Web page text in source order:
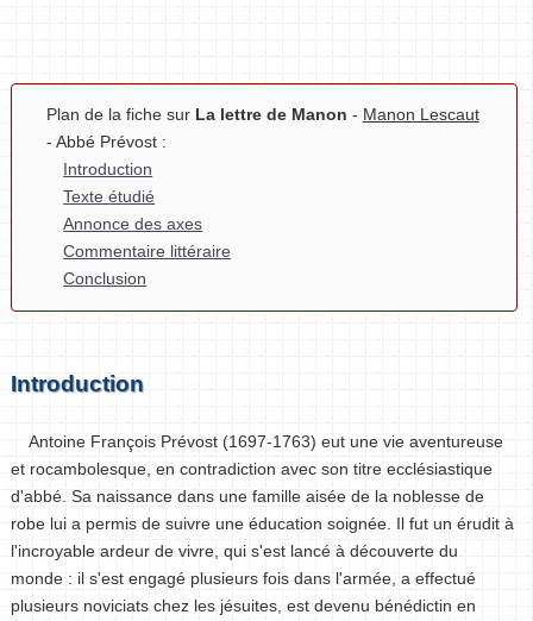
Plan de la fiche sur La lettre de Manon - Manon Lescaut
- Abbé Prévost :
Introduction
Texte étudié
Annonce des axes
Commentaire littéraire
Conclusion
Introduction
Antoine François Prévost (1697-1763) eut une vie aventureuse
et rocambolesque, en contradiction avec son titre ecclésiastique
d'abbé. Sa naissance dans une famille aisée de la noblesse de
robe lui a permis de suivre une éducation soignée. Il fut un érudit à
l'incroyable ardeur de vivre, qui s'est lancé à découverte du
monde : il s'est engagé plusieurs fois dans l'armée, a effectué
plusieurs noviciats chez les jésuites, est devenu bénédictin en